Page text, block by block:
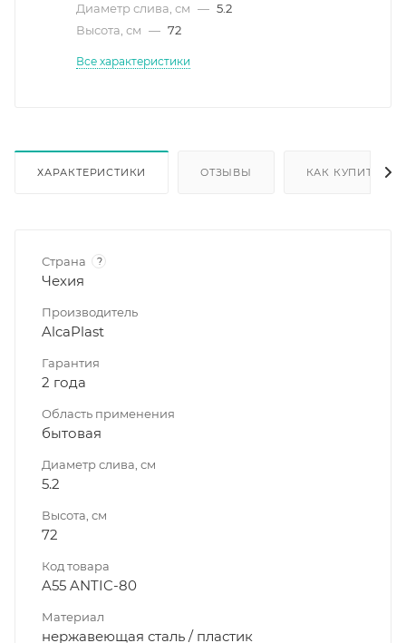
Диаметр слива, см — 5.2
Высота, см — 72
Все характеристики
ХАРАКТЕРИСТИКИ ОТЗЫВЫ КАК КУПИТЬ
Страна ?
Чехия
Производитель
AlcaPlast
Гарантия
2 года
Область применения
бытовая
Диаметр слива, см
5.2
Высота, см
72
Код товара
A55 ANTIC-80
Материал
нержавеющая сталь / пластик